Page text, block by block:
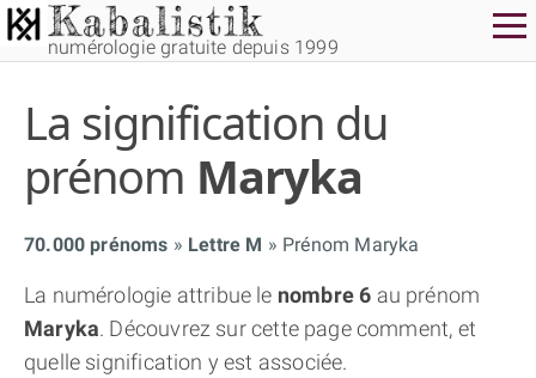
numérologie gratuite depuis 1999
La signification du
prénom Maryka
70.000 prénoms Lettre M Prénom Maryka
La numérologie attribue le nombre 6 au prénom
Maryka. Découvrez sur cette page comment, et
quelle signification y est associée.
THÈME GRATUIT
THÈME NUMÉROLOGIQUE APPROFONDI